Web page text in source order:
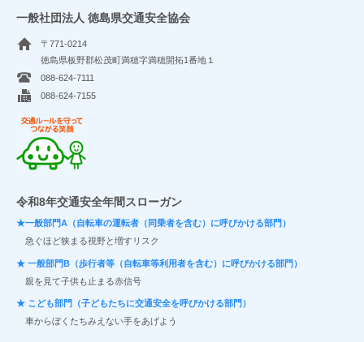
一般社団法人 徳島県交通安全協会
〒771-0214
徳島県板野郡松茂町満穂字満穂開拓1番地１
088-624-7111
088-624-7155
令和8年交通安全年間スローガン
★一般部門A（自転車の運転者（同乗者を含む）に呼びかける部門）
急ぐほど狭まる視野と増すリスク
★ 一般部門B（歩行者等（自転車等利用者を含む）に呼びかける部門）
親を見て子供も止まる赤信号
★ こども部門（子どもたちに交通安全を呼びかける部門）
車からぼくたちみえない手をあげよう